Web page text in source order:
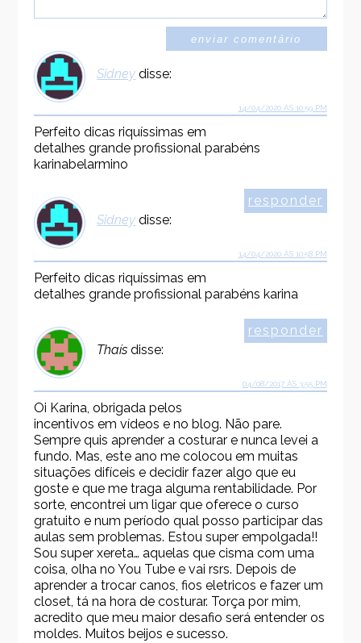
Sidney disse:
14/04/2020 ÀS 10:59 PM
Perfeito dicas riquíssimas em
detalhes grande profissional parabéns
karinabelarmino
responder
Sidney disse:
14/04/2020 ÀS 10:58 PM
Perfeito dicas riquíssimas em
detalhes grande profissional parabéns karina
responder
Thaís disse:
04/08/2017 ÀS 3:55 PM
Oi Karina, obrigada pelos
incentivos em vídeos e no blog. Não pare.
Sempre quis aprender a costurar e nunca levei a
fundo. Mas, este ano me colocou em muitas
situações difíceis e decidir fazer algo que eu
goste e que me traga alguma rentabilidade. Por
sorte, encontrei um ligar que oferece o curso
gratuito e num período qual posso participar das
aulas sem problemas. Estou super empolgada!!
Sou super xereta… aquelas que cisma com uma
coisa, olha no You Tube e vai rsrs. Depois de
aprender a trocar canos, fios eletricos e fazer um
closet, tá na hora de costurar. Torça por mim,
acredito que meu maior desafio será entender os
moldes. Muitos beijos e sucesso.